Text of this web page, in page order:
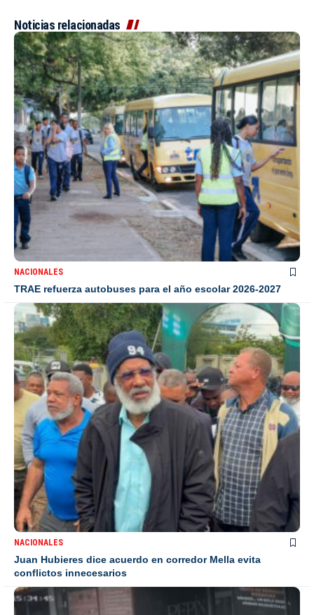
Noticias relacionadas
NACIONALES
TRAE refuerza autobuses para el año escolar 2026-2027
NACIONALES
Juan Hubieres dice acuerdo en corredor Mella evita
conflictos innecesarios